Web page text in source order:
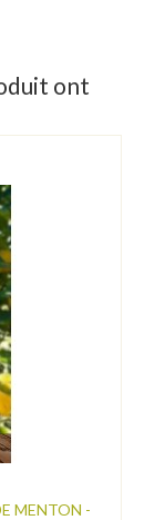
ont
MENTON -